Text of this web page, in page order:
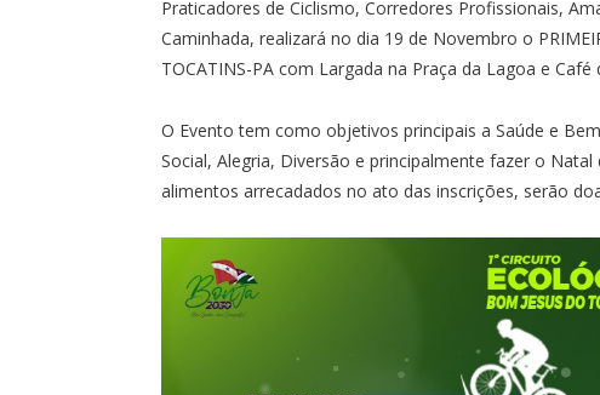
Praticadores de Ciclismo, Corredores Profissionais,
Caminhada, realizará no dia 19 de Novembro o
TOCATINS-PA com Largada na Praça da Lagoa e
O Evento tem como objetivos principais a Saúde e
Social, Alegria, Diversão e principalmente fazer o
alimentos arrecadados no ato das inscrições, serão